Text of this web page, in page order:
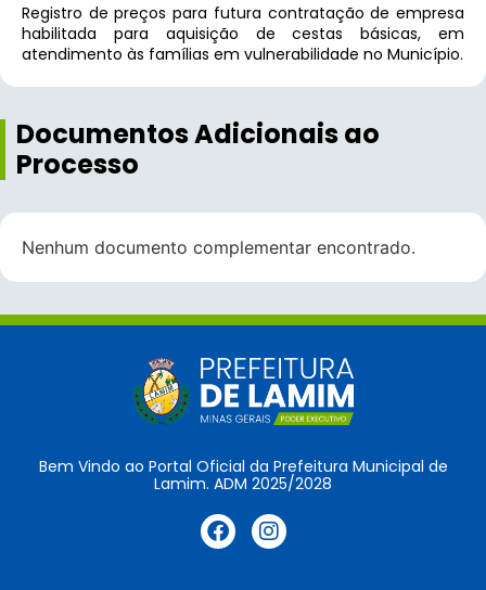
Registro de preços para futura contratação de empresa
habilitada para aquisição de cestas básicas, em
atendimento às famílias em vulnerabilidade no Município.
Documentos Adicionais ao
Processo
Nenhum documento complementar encontrado.
Bem Vindo ao Portal Oficial da Prefeitura Municipal de
Lamim. ADM 2025/2028